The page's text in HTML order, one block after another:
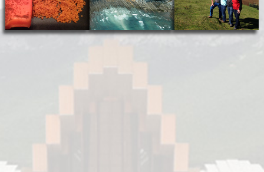
GASTRONOMÍA Y VINOSTURISMO CULTURALAL AIRE LIBRE